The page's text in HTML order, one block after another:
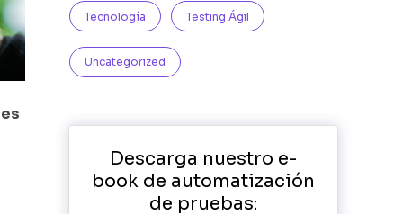
es
Tecnología Testing Ágil
Uncategorized
Descarga nuestro e-
book de automatización
de pruebas: